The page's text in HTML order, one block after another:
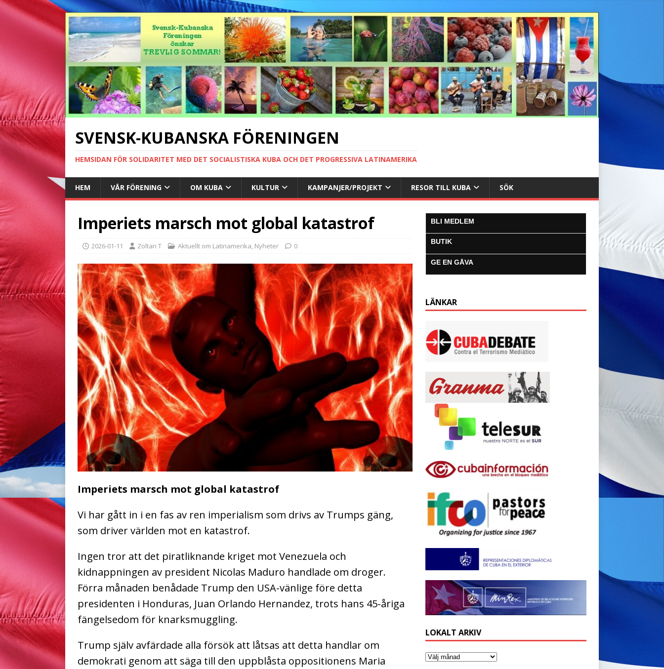
SVENSK-KUBANSKA FÖRENINGEN
HEMSIDAN FÖR SOLIDARITET MED DET SOCIALISTISKA KUBA OCH DET PROGRESSIVA LATINAMERIKA
HEM VÅR FÖRENING OM KUBA KULTUR KAMPANJER/PROJEKT RESOR TILL KUBA SÖK
Imperiets marsch mot global katastrof
2026-01-11 Zoltan T Aktuellt om Latinamerika, Nyheter 0
Imperiets marsch mot global katastrof
Vi har gått in i en fas av ren imperialism som drivs av Trumps gäng,
som driver världen mot en katastrof.
Ingen tror att det piratliknande kriget mot Venezuela och
kidnappningen av president Nicolas Maduro handlade om droger.
Förra månaden benådade Trump den USA-vänlige före detta
presidenten i Honduras, Juan Orlando Hernandez, trots hans 45-åriga
fängelsedom för knarksmuggling.
Trump själv avfärdade alla försök att låtsas att detta handlar om
demokrati genom att säga till den uppblåsta oppositionens Maria
BLI MEDLEM
BUTIK
GE EN GÅVA
LÄNKAR
LOKALT ARKIV